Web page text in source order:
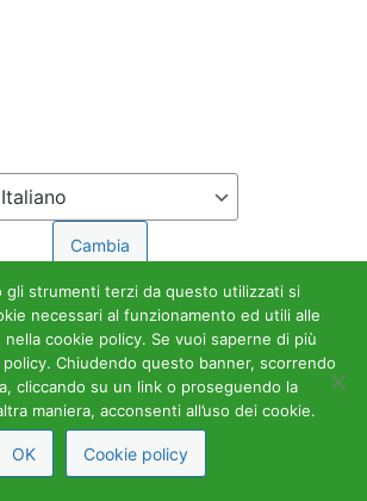
gli strumenti terzi da questo utilizzati si
necessari al funzionamento ed utili alle
cookie policy. Se vuoi saperne di più
Chiudendo questo banner, scorrendo
cliccando su un link o proseguendo la
maniera, acconsenti all’uso dei cookie.
OK Cookie policy